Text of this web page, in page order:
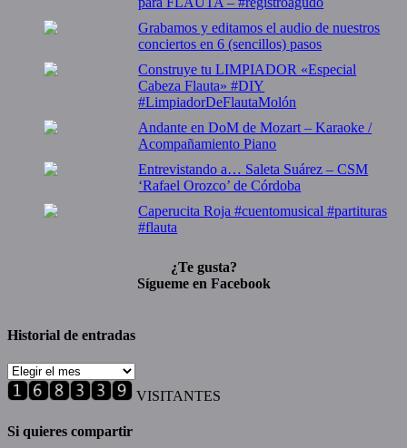
Grabamos y editamos el audio de nuestros
conciertos en 6 (sencillos) pasos
Construye tu LIMPIADOR «Especial
Cabeza Flauta» #DIY
#LimpiadorDeFlautaMolón
Andante en DoM de Mozart – Karaoke /
Acompañamiento Piano
Entrevistando a… Saleta Suárez – CSM
‘Rafael Orozco’ de Córdoba
Caperucita Roja #cuentomusical #partituras
#flauta
¿Te gusta?
Sígueme en Facebook
Historial de entradas
Historial
de
entradas
VISITANTES
Si quieres compartir